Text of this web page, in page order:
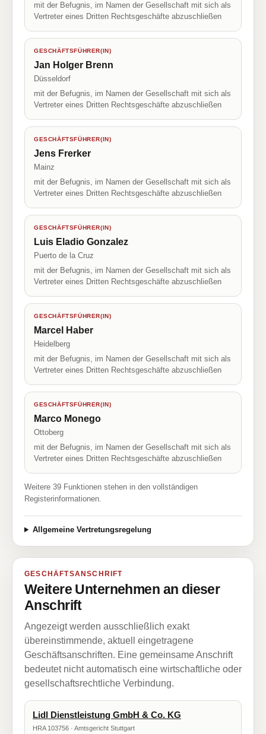
mit der Befugnis, im Namen der Gesellschaft mit sich als
Vertreter eines Dritten Rechtsgeschäfte abzuschließen
GESCHÄFTSFÜHRER(IN)
Jan Holger Brenn
Düsseldorf
mit der Befugnis, im Namen der Gesellschaft mit sich als
Vertreter eines Dritten Rechtsgeschäfte abzuschließen
GESCHÄFTSFÜHRER(IN)
Jens Frerker
Mainz
mit der Befugnis, im Namen der Gesellschaft mit sich als
Vertreter eines Dritten Rechtsgeschäfte abzuschließen
GESCHÄFTSFÜHRER(IN)
Luis Eladio Gonzalez
Puerto de la Cruz
mit der Befugnis, im Namen der Gesellschaft mit sich als
Vertreter eines Dritten Rechtsgeschäfte abzuschließen
GESCHÄFTSFÜHRER(IN)
Marcel Haber
Heidelberg
mit der Befugnis, im Namen der Gesellschaft mit sich als
Vertreter eines Dritten Rechtsgeschäfte abzuschließen
GESCHÄFTSFÜHRER(IN)
Marco Monego
Ottoberg
mit der Befugnis, im Namen der Gesellschaft mit sich als
Vertreter eines Dritten Rechtsgeschäfte abzuschließen
Weitere 39 Funktionen stehen in den vollständigen
Registerinformationen.
Allgemeine Vertretungsregelung
GESCHÄFTSANSCHRIFT
Weitere Unternehmen an dieser
Anschrift
Angezeigt werden ausschließlich exakt
übereinstimmende, aktuell eingetragene
Geschäftsanschriften. Eine gemeinsame Anschrift
bedeutet nicht automatisch eine wirtschaftliche oder
gesellschaftsrechtliche Verbindung.
Lidl Dienstleistung GmbH & Co. KG
HRA 103756 · Amtsgericht Stuttgart